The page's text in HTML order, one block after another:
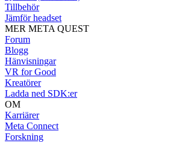
Tillbehör
Jämför headset
MER META QUEST
Forum
Blogg
Hänvisningar
VR for Good
Kreatörer
Ladda ned SDK:er
OM
Karriärer
Meta Connect
Forskning